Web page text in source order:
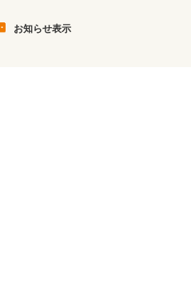
お知らせ表示